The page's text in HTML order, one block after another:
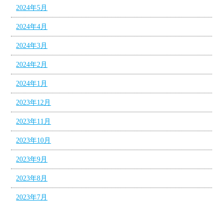
2024年5月
2024年4月
2024年3月
2024年2月
2024年1月
2023年12月
2023年11月
2023年10月
2023年9月
2023年8月
2023年7月